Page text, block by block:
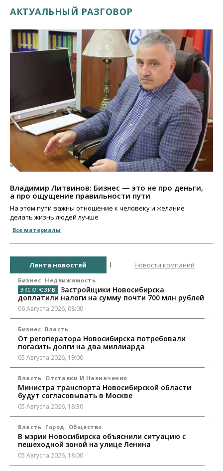
АКТУАЛЬНЫЙ РАЗГОВОР
Владимир Литвинов: Бизнес — это не про деньги,
а про ощущение правильности пути
На этом пути важны отношение к человеку и желание
делать жизнь людей лучше
Все материалы
Лента новостей Новости компаний
Бизнес Недвижимость
Застройщики Новосибирска
доплатили налоги на сумму почти 700 млн рублей
06 Августа 2026, 08:00
Бизнес Власть
От регоператора Новосибирска потребовали
погасить долги на два миллиарда
05 Августа 2026, 19:00
Власть Отставки И Назначения
Министра транспорта Новосибирской области
будут согласовывать в Москве
05 Августа 2026, 18:30
Власть Город Общество
В мэрии Новосибирска объяснили ситуацию с
пешеходной зоной на улице Ленина
05 Августа 2026, 18:00